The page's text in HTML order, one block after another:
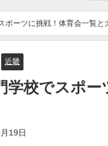
ポーツに挑戦！体育会一覧と
近畿
学校でスポ
19日